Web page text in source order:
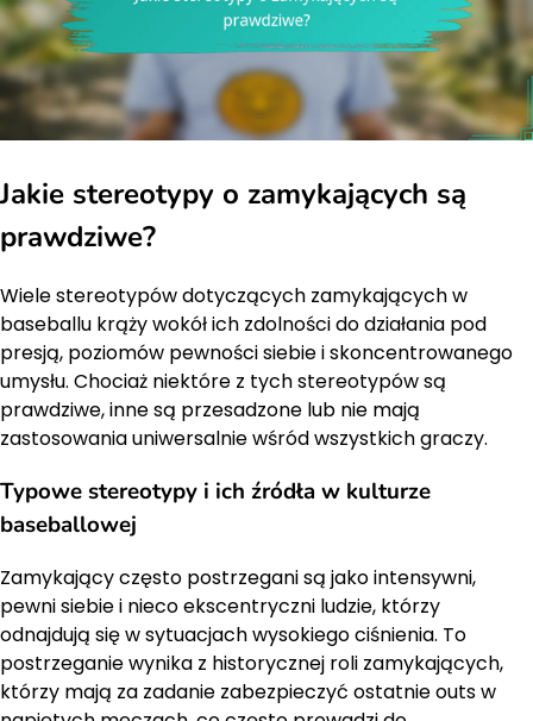
Jakie stereotypy o zamykających są
prawdziwe?
Wiele stereotypów dotyczących zamykających w
baseballu krąży wokół ich zdolności do działania pod
presją, poziomów pewności siebie i skoncentrowanego
umysłu. Chociaż niektóre z tych stereotypów są
prawdziwe, inne są przesadzone lub nie mają
zastosowania uniwersalnie wśród wszystkich graczy.
Typowe stereotypy i ich źródła w kulturze
baseballowej
Zamykający często postrzegani są jako intensywni,
pewni siebie i nieco ekscentryczni ludzie, którzy
odnajdują się w sytuacjach wysokiego ciśnienia. To
postrzeganie wynika z historycznej roli zamykających,
którzy mają za zadanie zabezpieczyć ostatnie outs w